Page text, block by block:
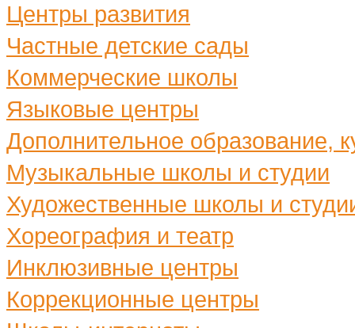
Центры развития
Частные детские сады
Коммерческие школы
Языковые центры
Дополнительное образование,
Музыкальные школы и студии
Художественные школы и
Хореография и театр
Инклюзивные центры
Коррекционные центры